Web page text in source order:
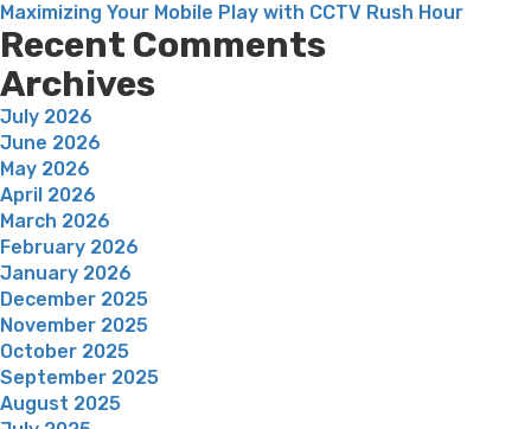
Maximizing Your Mobile Play with CCTV Rush Hour
Recent Comments
Archives
July 2026
June 2026
May 2026
April 2026
March 2026
February 2026
January 2026
December 2025
November 2025
October 2025
September 2025
August 2025